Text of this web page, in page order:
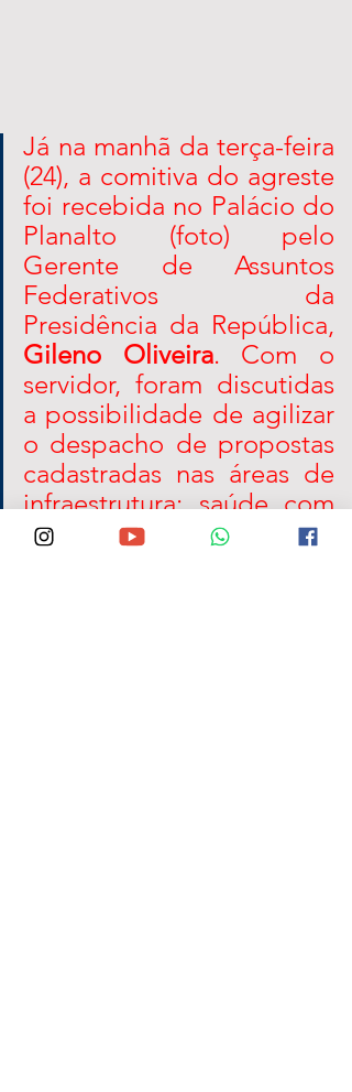
Já na manhã da terça-feira
(24), a comitiva do agreste
foi recebida no Palácio do
Planalto (foto) pelo
Gerente de Assuntos
Federativos da
Gileno Oliveira. Com o
servidor, foram discutidas
a possibilidade de agilizar
o despacho de propostas
cadastradas nas áreas de
infraestrutura; saúde com
reformas de UBS e